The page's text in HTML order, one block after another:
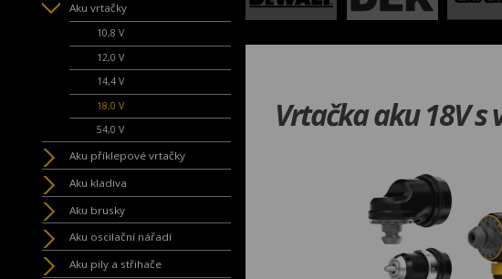
Aku vrtačky
10,8 V
12,0 V
14,4 V
18,0 V
54,0 V
Aku příklepové vrtačky
Aku kladiva
Aku brusky
Aku oscilační nářadí
Aku pily a střihače
Vrtačka aku 18V s